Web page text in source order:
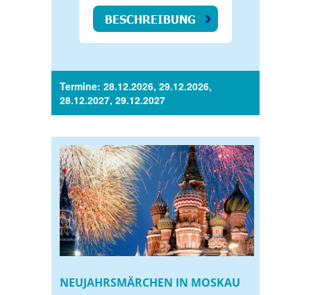
BESCHREIBUNG
Termine: 28.12.2026, 29.12.2026,
28.12.2027, 29.12.2027
NEUJAHRSMÄRCHEN IN MOSKAU